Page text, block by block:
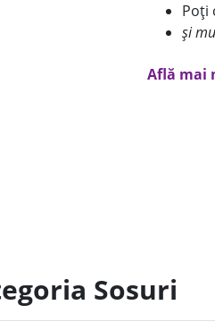
Poți
și
Află mai
Sosuri